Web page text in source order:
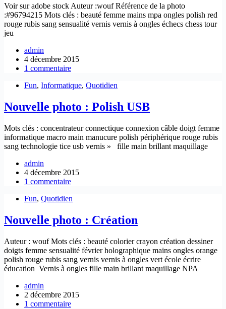
Voir sur adobe stock Auteur :wouf Référence de la photo
:#96794215 Mots clés : beauté femme mains mpa ongles polish red
rouge rubis sang sensualité vernis vernis à ongles échecs chess tour
jeu
admin
4 décembre 2015
1 commentaire
Fun, Informatique, Quotidien
Nouvelle photo : Polish USB
Mots clés : concentrateur connectique connexion câble doigt femme
informatique macro main manucure polish périphérique rouge rubis
sang technologie tice usb vernis » fille main brillant maquillage
admin
4 décembre 2015
1 commentaire
Fun, Quotidien
Nouvelle photo : Création
Auteur : wouf Mots clés : beauté colorier crayon création dessiner
doigts femme sensualité février holographique mains ongles orange
polish rouge rubis sang vernis vernis à ongles vert école écrire
éducation Vernis à ongles fille main brillant maquillage NPA
admin
2 décembre 2015
1 commentaire